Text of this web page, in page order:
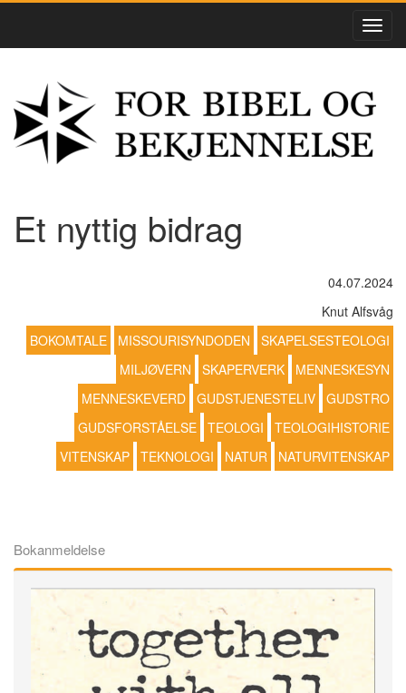
Et nyttig bidrag
04.07.2024
Knut Alfsvåg
BOKOMTALE
MISSOURISYNDODEN
SKAPELSESTEOLOGI
MILJØVERN
SKAPERVERK
MENNESKESYN
MENNESKEVERD GUDSTJENESTELIV GUDSTRO
GUDSFORSTÅELSE TEOLOGI
TEOLOGIHISTORIE
VITENSKAP TEKNOLOGI NATUR NATURVITENSKAP
Bokanmeldelse